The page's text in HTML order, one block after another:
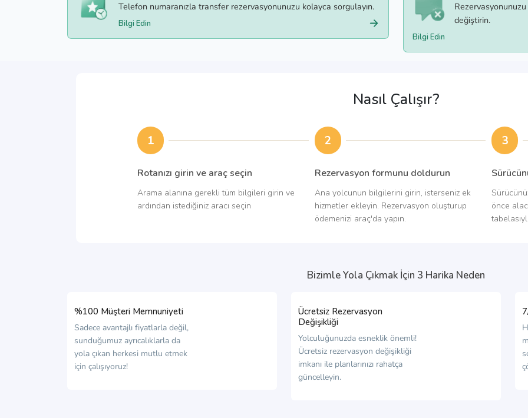
Telefon numaranızla transfer rezervasyonunuzu kolayca sorgulayın.
Bilgi Edin
değiştirin.
Bilgi Edin
Nasıl Çalışır?
1
Rotanızı girin ve araç seçin
Arama alanına gerekli tüm bilgileri girin ve
ardından istediğiniz aracı seçin
2
Rezervasyon formunu doldurun
Ana yolcunun bilgilerini girin, isterseniz ek
hizmetler ekleyin. Rezervasyon oluşturup
ödemenizi araç'da yapın.
3
önce
Bizimle Yola Çıkmak İçin 3 Harika Neden
%100 Müşteri Memnuniyeti
Sadece avantajlı fiyatlarla değil,
sunduğumuz ayrıcalıklarla da
yola çıkan herkesi mutlu etmek
için çalışıyoruz!
Ücretsiz Rezervasyon
Değişikliği
Yolculuğunuzda esneklik önemli!
Ücretsiz rezervasyon değişikliği
imkanı ile planlarınızı rahatça
güncelleyin.